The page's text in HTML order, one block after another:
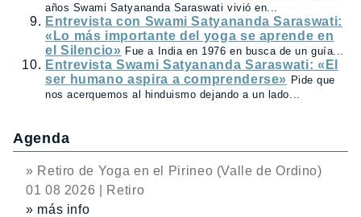
años Swami Satyananda Saraswati vivió en...
Entrevista con Swami Satyananda Saraswati:
«Lo más importante del yoga se aprende en
el Silencio» Fue a India en 1976 en busca de un guía...
Entrevista Swami Satyananda Saraswati: «El
ser humano aspira a comprenderse» Pide que
nos acerquemos al hinduismo dejando a un lado...
Agenda
» Retiro de Yoga en el Pirineo (Valle de Ordino)
01 08 2026 | Retiro
» más info